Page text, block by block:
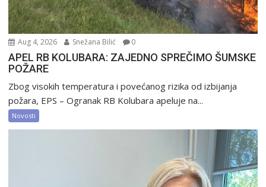
Aug 4, 2026 Snežana Bilić 0
APEL RB KOLUBARA: ZAJEDNO SPREČIMO ŠUMSKE
POŽARE
Zbog visokih temperatura i povećanog rizika od izbijanja
požara, EPS – Ogranak RB Kolubara apeluje na...
Novosti